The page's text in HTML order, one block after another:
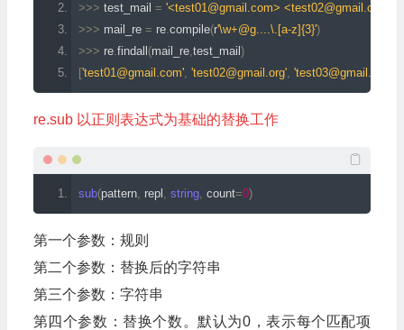
>>> test_mail = '<test01@gmail.com> <test02@gmail.org>
>>> mail_re = re.compile(r'\w+@g....\.[a-z]{3}')
>>> re.findall (mail_re,test_mail )
['test01@gmail.com', 'test02@gmail.org', 'test03@gmail.net'
re.sub 以正则表达式为基础的替换工作
sub(pattern, repl , string, count=0)
第一个参数：规则
第二个参数：替换后的字符串
第三个参数：字符串
第四个参数：替换个数。默认为0，表示每个匹配项